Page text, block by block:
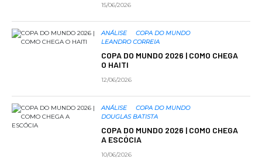
15/06/2026
ANÁLISE
COPA DO MUNDO
LEANDRO CORREIA
COPA DO MUNDO 2026 | COMO CHEGA
O HAITI
12/06/2026
ANÁLISE
COPA DO MUNDO
DOUGLAS BATISTA
COPA DO MUNDO 2026 | COMO CHEGA
A ESCÓCIA
10/06/2026